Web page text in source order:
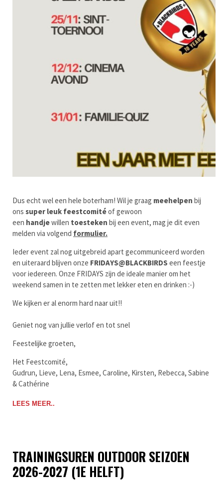
Dus echt wel een hele boterham! Wil je graag meehelpen bij
ons super leuk feestcomitéof gewoon
een handjewillen toesteken bij een event, mag je dit even
melden via volgend formulier.
Ieder event zal nog uitgebreid apart gecommuniceerd worden
en uiteraard blijven onze FRIDAYS@BLACKBIRDS een feestje
voor iedereen. Onze FRIDAYS zijn de ideale manier om het
weekend samen in te zetten met lekker eten en drinken :-)
We kijken er al enorm hard naar uit!!
Geniet nog van jullie verlof en tot snel
Feestelijke groeten,
Het Feestcomité,
Gudrun, Lieve, Lena, Esmee, Caroline, Kirsten, Rebecca, Sabine
& Cathérine
LEES MEER..
TRAININGSUREN OUTDOOR SEIZOEN
2026-2027 (1E HELFT)